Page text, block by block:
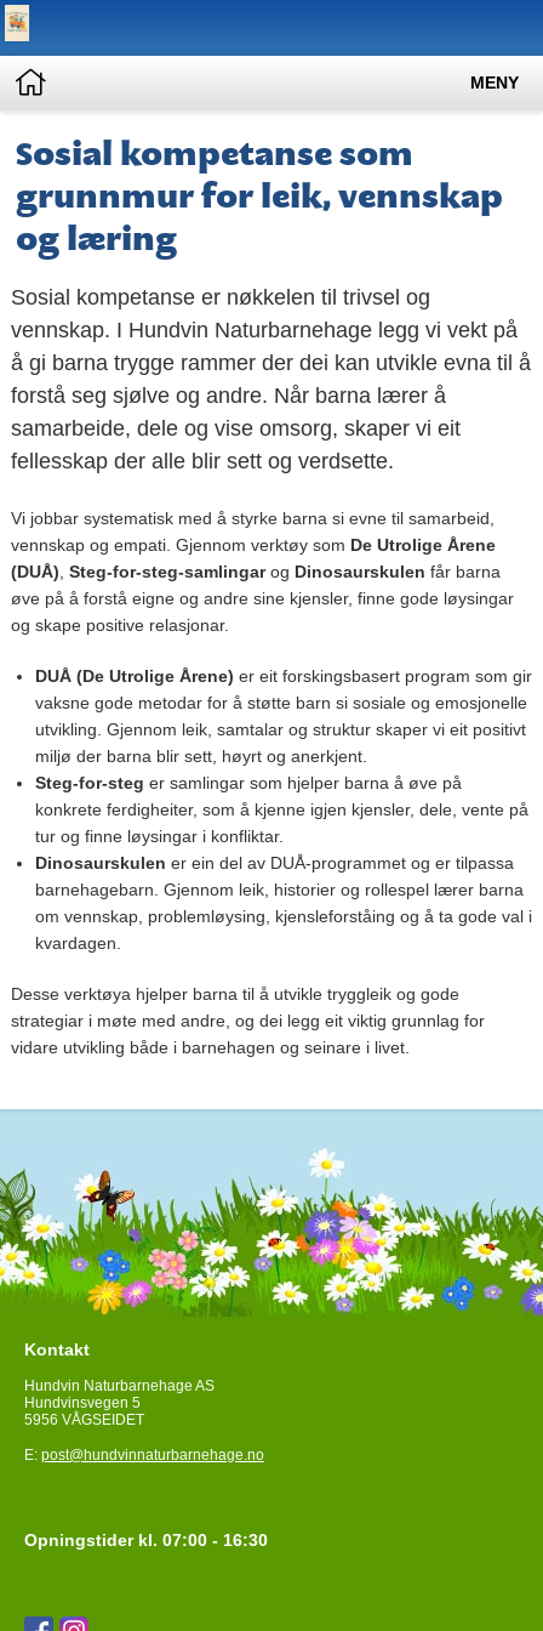
MENY
Sosial kompetanse som
grunnmur for leik, vennskap
og læring
Sosial kompetanse er nøkkelen til trivsel og
vennskap. I Hundvin Naturbarnehage legg vi vekt på
å gi barna trygge rammer der dei kan utvikle evna til å
forstå seg sjølve og andre. Når barna lærer å
samarbeide, dele og vise omsorg, skaper vi eit
fellesskap der alle blir sett og verdsette.
Vi jobbar systematisk med å styrke barna si evne til samarbeid,
vennskap og empati. Gjennom verktøy som De Utrolige Årene
(DUÅ), Steg-for-steg-samlingarog Dinosaurskulen får barna
øve på å forstå eigne og andre sine kjensler, finne gode løysingar
og skape positive relasjonar.
DUÅ (De Utrolige Årene) er eit forskingsbasert program som gir
vaksne gode metodar for å støtte barn si sosiale og emosjonelle
utvikling. Gjennom leik, samtalar og struktur skaper vi eit positivt
miljø der barna blir sett, høyrt og anerkjent.
Steg-for-steg er samlingar som hjelper barna å øve på
konkrete ferdigheiter, som å kjenne igjen kjensler, dele, vente på
tur og finne løysingar i konfliktar.
Dinosaurskulen er ein del av DUÅ-programmet og er tilpassa
barnehagebarn. Gjennom leik, historier og rollespel lærer barna
om vennskap, problemløysing, kjensleforståing og å ta gode val i
kvardagen.
Desse verktøya hjelper barna til å utvikle tryggleik og gode
strategiar i møte med andre, og dei legg eit viktig grunnlag for
vidare utvikling både i barnehagen og seinare i livet.
Kontakt
Hundvin Naturbarnehage AS
Hundvinsvegen 5
5956 VÅGSEIDET
E: post@hundvinnaturbarnehage.no
Opningstider kl. 07:00 - 16:30